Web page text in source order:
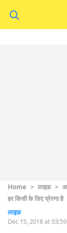
Home > लाइफ़ >
हर किसी के लिए प्रेरणा है
लाइफ़
Dec 15, 2018 at